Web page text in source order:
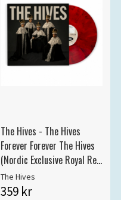
The Hives - The Hives
Forever Forever The Hives
(Nordic Exclusive Royal Red
Vinyl)
The Hives
359 kr